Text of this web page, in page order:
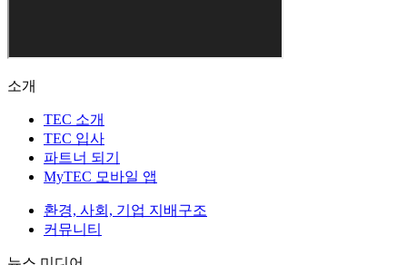
소개
TEC 소개
TEC 입사
파트너 되기
MyTEC 모바일 앱
환경, 사회, 기업 지배구조
커뮤니티